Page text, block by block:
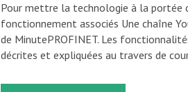
Pour mettre la technologie à la portée
fonctionnement associés Une chaîne
de MinutePROFINET. Les
décrites et expliquées au travers de